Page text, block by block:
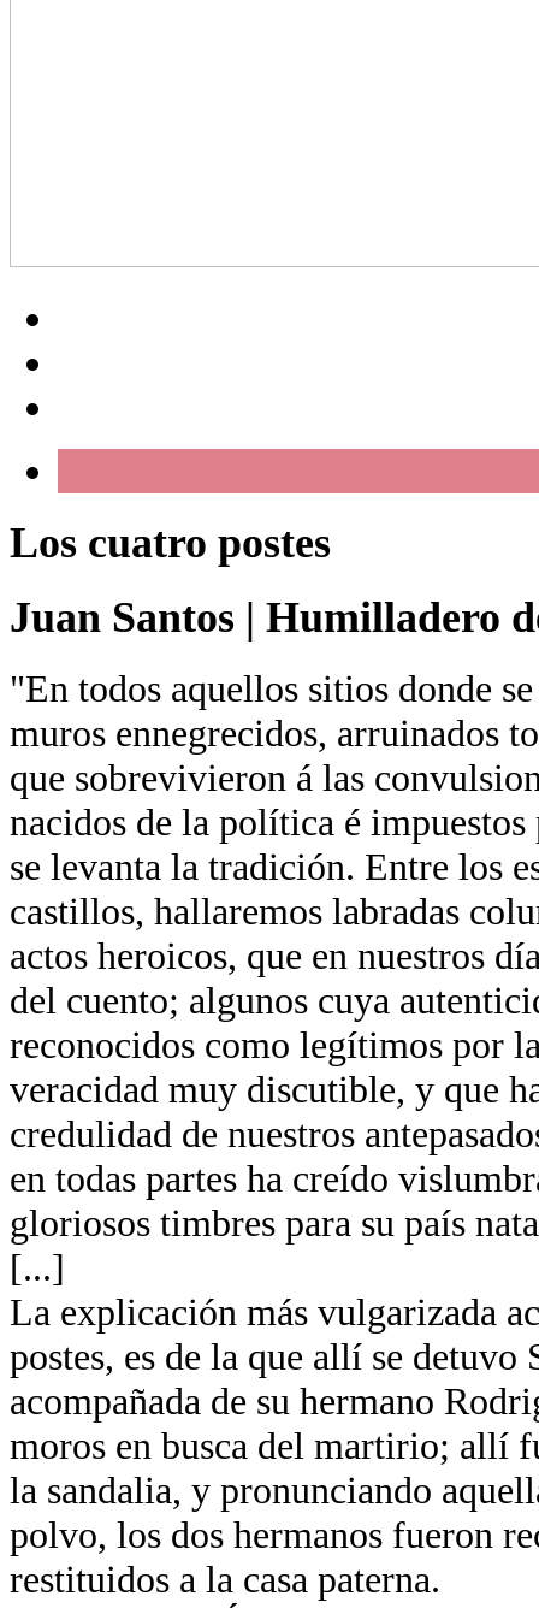
Los cuatro postes
Juan Santos | Humilladero
"En todos aquellos sitios donde
muros ennegrecidos, arruinados
que sobrevivieron á las
nacidos de la política é
se levanta la tradición. Entre los
castillos, hallaremos labradas
actos heroicos, que en nuestros
del cuento; algunos cuya
reconocidos como legítimos por
veracidad muy discutible, y que
credulidad de nuestros
en todas partes ha creído
gloriosos timbres para su país
[...]
La explicación más vulgarizada
postes, es de la que allí se detuvo
acompañada de su hermano
moros en busca del martirio; allí
la sandalia, y pronunciando
polvo, los dos hermanos fueron
restituidos a la casa paterna.